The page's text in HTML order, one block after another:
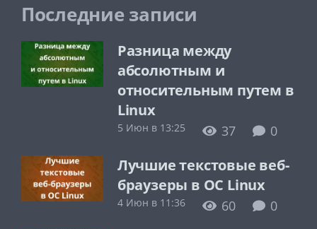
Последние записи
Разница между
абсолютным и
относительным путем в
Linux
5 Июн в 13:25 37 0
Лучшие текстовые веб-
браузеры в ОС Linux
4 Июн в 11:36 60 0